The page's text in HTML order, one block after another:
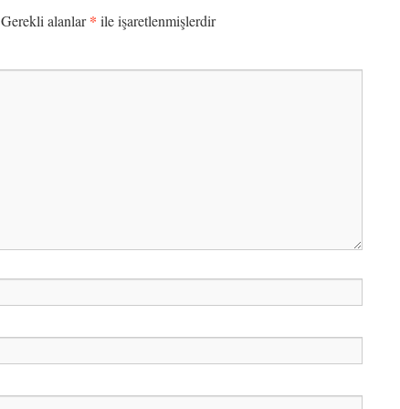
Gerekli alanlar* ile işaretlenmişlerdir